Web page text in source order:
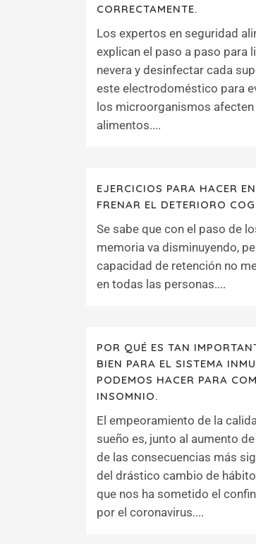
CORRECTAMENTE.
Los expertos en seguridad
explican el paso a paso para
nevera y desinfectar cada
este electrodoméstico para
los microorganismos afecten
alimentos....
EJERCICIOS PARA HACER
FRENAR EL DETERIORO
Se sabe que con el paso de
memoria va disminuyendo,
capacidad de retención no
en todas las personas....
POR QUÉ ES TAN
BIEN PARA EL SISTEMA
PODEMOS HACER PARA
INSOMNIO.
El empeoramiento de la
sueño es, junto al aumento
de las consecuencias más
del drástico cambio de
que nos ha sometido el
por el coronavirus....